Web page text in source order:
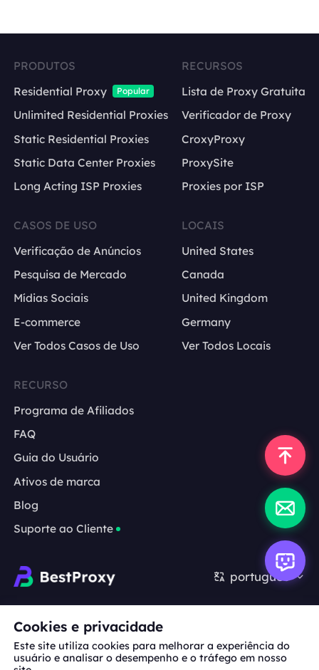
PRODUTOS
Residential Proxy
Popular
Unlimited Residential Proxies
Static Residential Proxies
Static Data Center Proxies
Long Acting ISP Proxies
RECURSOS
Lista de Proxy Gratuita
Verificador de Proxy
CroxyProxy
ProxySite
Proxies por ISP
CASOS DE USO
Verificação de Anúncios
Pesquisa de Mercado
Mídias Sociais
E-commerce
Ver Todos Casos de Uso
LOCAIS
United States
Canada
United Kingdom
Germany
Ver Todos Locais
RECURSO
Programa de Afiliados
FAQ
Guia do Usuário
Ativos de marca
Blog
Suporte ao Cliente
português
Cooperação:michael.wang@bestproxy.com
Cookies e privacidade
Este site utiliza cookies para melhorar a experiência do
usuário e analisar o desempenho e o tráfego em nosso